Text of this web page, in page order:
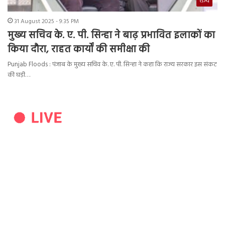
31 August 2025 - 9:35 PM
मुख्य सचिव के. ए. पी. सिन्हा ने बाढ़ प्रभावित इलाकों का
किया दौरा, राहत कार्यों की समीक्षा की
Punjab Floods : पंजाब के मुख्य सचिव के. ए. पी. सिन्हा ने कहा कि राज्य सरकार इस संकट
की घड़ी…